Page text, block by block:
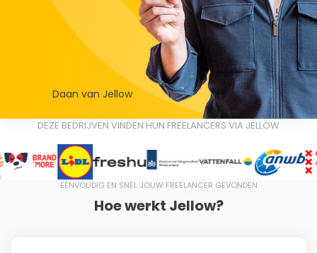
Daan van Jellow
DEZE BEDRIJVEN VINDEN HUN FREELANCERS VIA JELLOW
EENVOUDIG EN SNEL JOUW FREELANCER GEVONDEN
Hoe werkt Jellow?